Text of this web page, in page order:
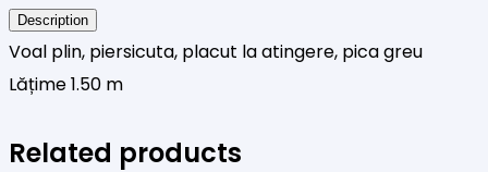
Description
Voal plin, piersicuta, placut la atingere, pica greu
Lățime 1.50 m
Related products